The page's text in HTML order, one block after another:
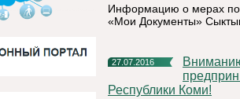
Информацию о мерах
«Мои Документы»
27.07.2016
Вниманию руководителей организаций, индивидуальных
Республики Коми!